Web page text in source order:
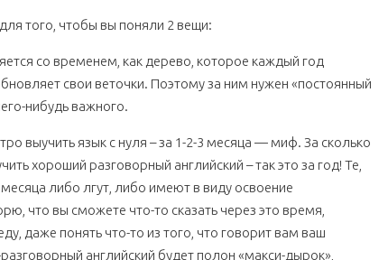
того, чтобы вы поняли 2 вещи:
со временем, как дерево, которое каждый год
свои веточки. Поэтому за ним нужен «постоянный
нибудь важного.
выучить язык с нуля – за 1-2-3 месяца — миф. За сколько
хороший разговорный английский – так это за год! Те,
либо лгут, либо имеют в виду освоение
что вы сможете что-то сказать через это время,
даже понять что-то из того, что говорит вам ваш
английский будет полон «макси-дырок»,